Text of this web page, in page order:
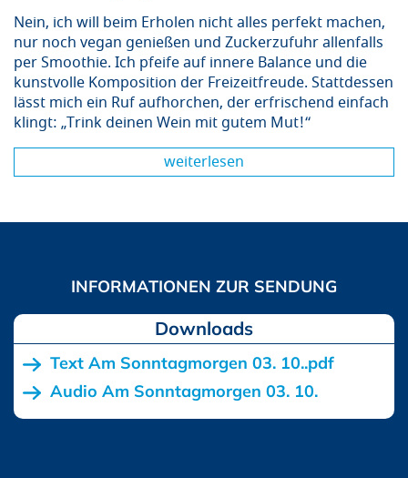
Nein, ich will beim Erholen nicht alles perfekt machen,
nur noch vegan genießen und Zuckerzufuhr allenfalls
per Smoothie. Ich pfeife auf innere Balance und die
kunstvolle Komposition der Freizeitfreude. Stattdessen
lässt mich ein Ruf aufhorchen, der erfrischend einfach
klingt: „Trink deinen Wein mit gutem Mut!“
weiterlesen
Downloads
Text Am Sonntagmorgen 03. 10..pdf
Audio Am Sonntagmorgen 03. 10.